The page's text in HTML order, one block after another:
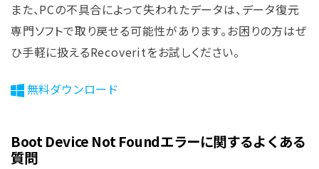
また、PCの不具合によって失われたデータは、データ復元
専門ソフトで取り戻せる可能性があります。お困りの方はぜ
ひ手軽に扱えるRecoveritをお試しください。
無料ダウンロード
Boot Device Not Foundエラーに関するよくある
質問